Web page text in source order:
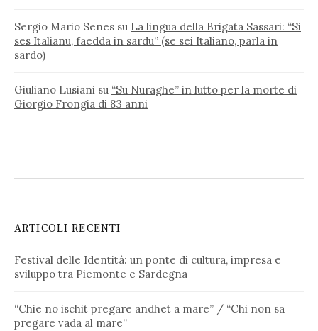
Sergio Mario Senes su La lingua della Brigata Sassari: “Si
ses Italianu, faedda in sardu” (se sei Italiano, parla in
sardo)
Giuliano Lusiani su “Su Nuraghe” in lutto per la morte di
Giorgio Frongia di 83 anni
ARTICOLI RECENTI
Festival delle Identità: un ponte di cultura, impresa e
sviluppo tra Piemonte e Sardegna
“Chie no ischit pregare andhet a mare” / “Chi non sa
pregare vada al mare”